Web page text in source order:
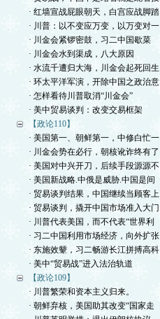
· 红墙宣战屁眼朝天，白宫应战脚踏
· 川普：以不变应万变，以万变对一
· 川金会紧锣密鼓，习二中国歇菜
· 川金会水到渠成，八大原因
· 水流千遭归大海，川金会起死回生
· 环太平洋军演，开除中国之政治意
· 怎样看待川普取消“川金会”
· 美中贸易谈判：改变交易框架
【政论110】
· 美国第一、朝鲜第一，中修白忙一
· 川金会势在必行，朝核讹诈终有了
· 美国对中兴开刀，后续手段源源不
· 美国新战略.中俄是威胁.中国是间
· 贸易谈判结果，中国继续当顾客上
· 贸易谈判，撬开中国市场准入大门
· 川普代表美国，而不代表“世界利
· 习二中国利用市场经济，向外扩张
· 东施效颦，习二畅游长江拼搏高科
· 美中“贸易战”进入法治轨道
【政论109】
· 川普繁荣和资本主义归来。
· 朝鲜弃核，美国助其改变“国家走